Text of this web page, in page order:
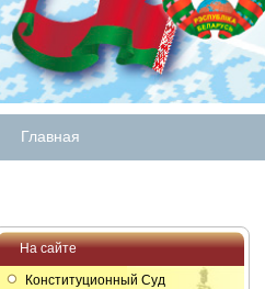
Главная
На сайте
Конституционный Суд